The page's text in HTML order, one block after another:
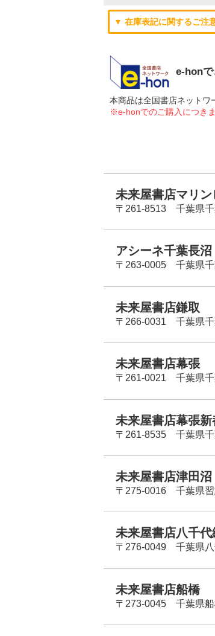
▼ 在庫表記に関するご注
e-hon
本商品は全国書店ネットワ
※e-honでのご購入につき
未来屋書店マリン
〒261-8513 千葉県千
アシーネ千葉長沼
〒263-0005 千葉県千
未来屋書店鎌取
〒266-0031 千葉県千
未来屋書店幕張
〒261-0021 千葉県
未来屋書店幕張新
〒261-8535 千葉県
未来屋書店津田沼
〒275-0016 千葉県習
未来屋書店八千代
〒276-0049 千葉県八
未来屋書店船橋
〒273-0045 千葉県船